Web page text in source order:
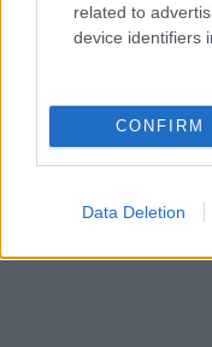
related to
device identifiers
CONFIRM
Data Deletion
Εικόνες που
ενημέρωσης
πολλά οχήματα
πρόσκρουση.